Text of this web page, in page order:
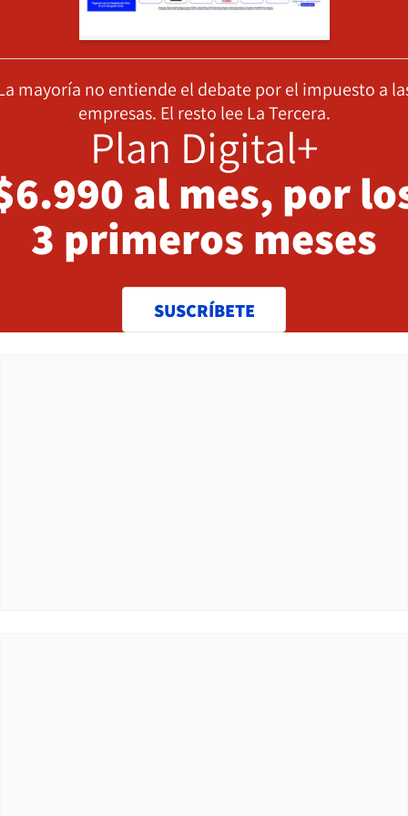
mayoría no entiende el debate por el impuesto a
empresas. El resto lee La Tercera.
Plan Digital+
al mes, por
3 primeros meses
SUSCRÍBETE